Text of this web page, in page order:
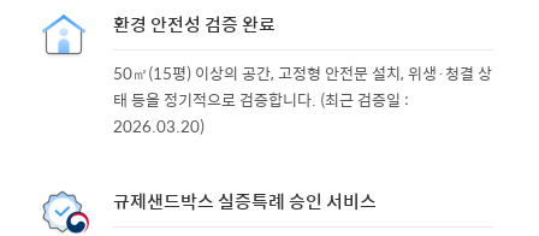
환경 안전성 검증 완료
50㎡(15평) 이상의 공간, 고정형 안전문 설치, 위생·청결 상
태 등을 정기적으로 검증합니다. (최근 검증일 :
2026.03.20)
규제샌드박스 실증특례 승인 서비스